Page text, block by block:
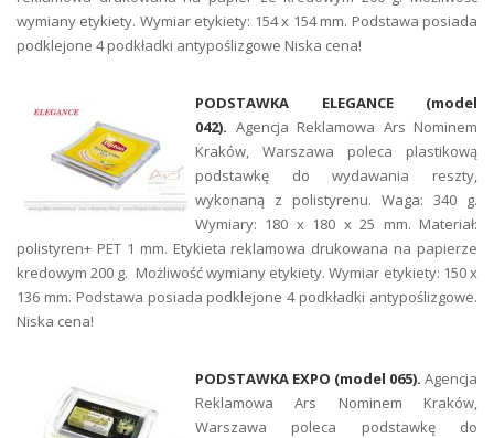
wymiany etykiety. Wymiar etykiety: 154 x 154 mm. Podstawa posiada
podklejone 4 podkładki antypoślizgowe Niska cena!
PODSTAWKA ELEGANCE (model
042). Agencja Reklamowa Ars Nominem
Kraków, Warszawa poleca plastikową
podstawkę do wydawania reszty,
wykonaną z polistyrenu. Waga: 340 g.
Wymiary: 180 x 180 x 25 mm. Materiał:
polistyren+ PET 1 mm. Etykieta reklamowa drukowana na papierze
kredowym 200 g. Możliwość wymiany etykiety. Wymiar etykiety: 150 x
136 mm. Podstawa posiada podklejone 4 podkładki antypoślizgowe.
Niska cena!
PODSTAWKA EXPO (model 065). Agencja
Reklamowa Ars Nominem Kraków,
Warszawa poleca podstawkę do